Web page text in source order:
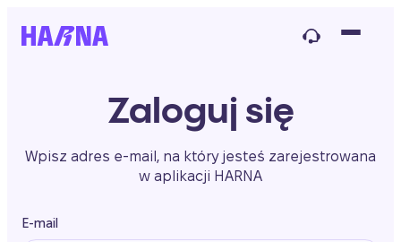
Zaloguj się
Wpisz adres e-mail, na który jesteś zarejestrowana
w aplikacji HARNA
E-mail